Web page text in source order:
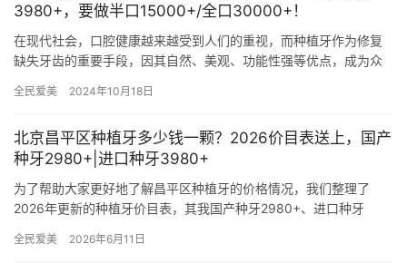
3980+，要做半口15000+/全口30000+！
在现代社会，口腔健康越来越受到人们的重视，而种植牙作为修复
缺失牙齿的重要手段，因其自然、美观、功能性强等优点，成为众
医院，…
全民爱美 2024年10月18日
北京昌平区种植牙多少钱一颗？2026价目表送上，国产
种牙2980+|进口种牙3980+
为了帮助大家更好地了解昌平区种植牙的价格情况，我们整理了
2026年更新的种植牙价目表，其我国产种牙2980+、进口种牙
算…
全民爱美 2026年6月11日